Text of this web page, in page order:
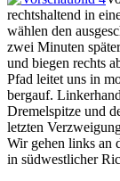
rechtshaltend in
wählen den
zwei Minuten
und biegen rechts
Pfad leitet uns in
bergauf.
Dremelspitze und
letzten
Wir gehen links an
in südwestlicher